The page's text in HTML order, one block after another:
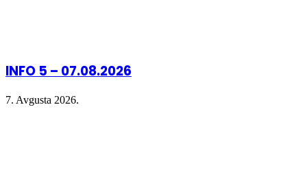
INFO 5 – 07.08.2026
7. Avgusta 2026.